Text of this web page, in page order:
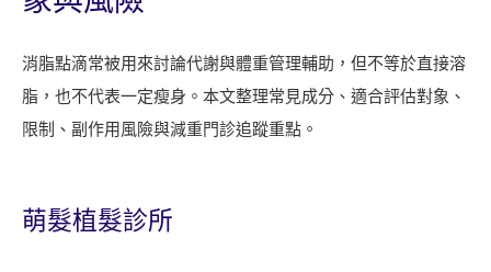
消脂點滴常被用來討論代謝與體重管理輔助，但不等於直接溶
脂，也不代表一定瘦身。本文整理常見成分、適合評估對象、
限制、副作用風險與減重門診追蹤重點。
萌髮植髮診所